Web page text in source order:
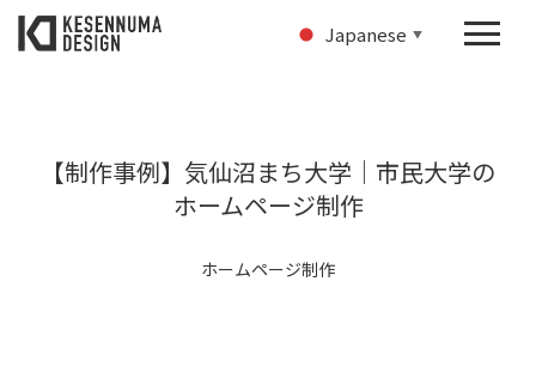
【制作事例】気仙沼まち大学｜市民大学の
ホームページ制作
ホームページ制作
Japanese ▼